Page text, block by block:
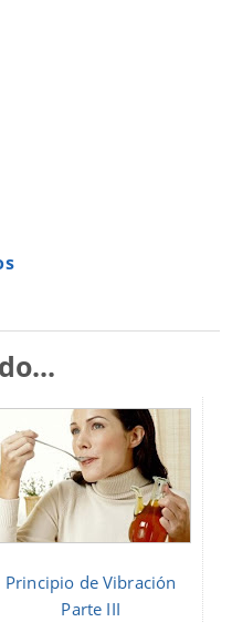
Principio de Vibración
Parte III